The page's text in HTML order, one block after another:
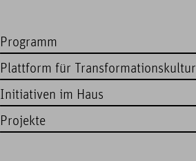
Programm
Plattform für Transformationskultur
Initiativen im Haus
Projekte